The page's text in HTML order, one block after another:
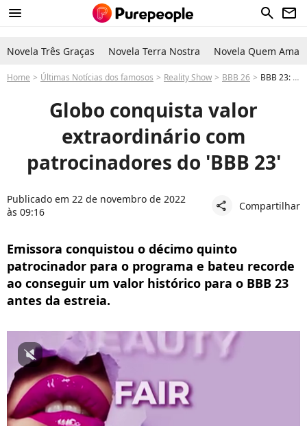
menu search newsletter
Novela Três Graças Novela Terra Nostra Novela Quem Ama
Home Últimas Notícias dos famosos Reality Show BBB 26 BBB 23: Globo conquista 15º patrocinador e reality consegue valor surpreendente para próxima edição
Globo conquista valor
extraordinário com
patrocinadores do 'BBB 23'
Publicado em 22 de novembro de 2022
às 09:16
share Compartilhar
Emissora conquistou o décimo quinto
patrocinador para o programa e bateu recorde
ao conseguir um valor histórico para o BBB 23
antes da estreia.